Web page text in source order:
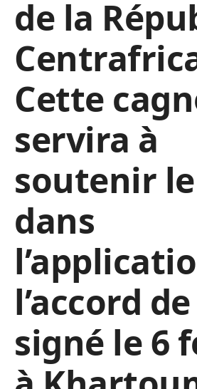
de la
Cette
servira à
soutenir
dans
l’accord
signé le 6